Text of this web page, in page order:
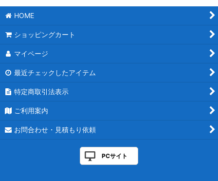
HOME
ショッピングカート
マイページ
最近チェックしたアイテム
特定商取引法表示
ご利用案内
お問合わせ・見積もり依頼
PCサイト